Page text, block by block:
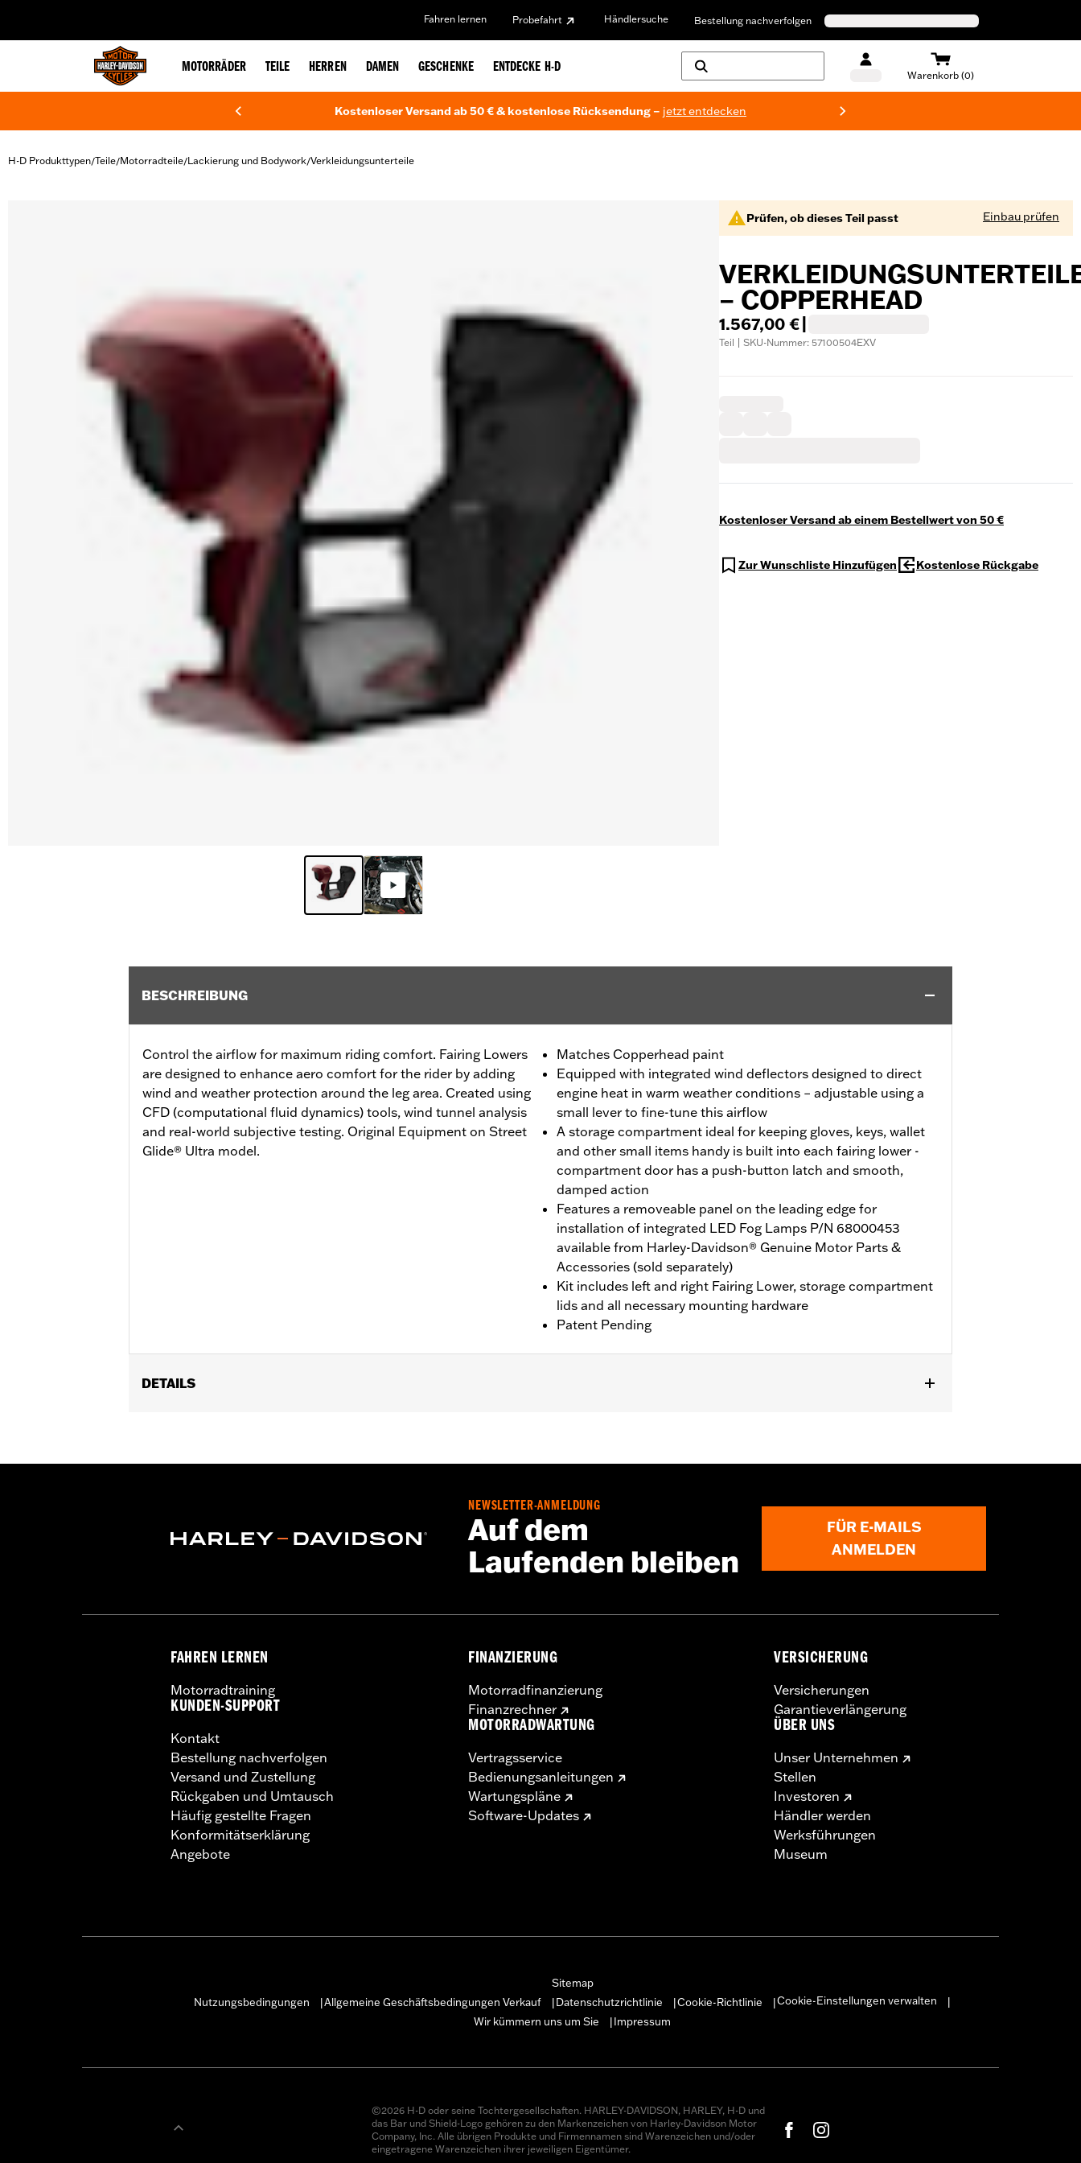
Fahren lernen Probefahrt Händlersuche Bestellung nachverfolgen
MOTORRÄDER TEILE HERREN DAMEN GESCHENKE ENTDECKE H-D
Warenkorb (0)
Kostenloser Versand ab 50 € & kostenlose Rücksendung – jetzt entdecken
H-D Produkttypen/Teile/Motorradteile/Lackierung und Bodywork/Verkleidungsunterteile
Prüfen, ob dieses Teil passt Einbau prüfen
– COPPERHEAD
1.567,00 €
Teil | SKU-Nummer: 57100504EXV
Kostenloser Versand ab einem Bestellwert von 50 €
Zur Wunschliste Hinzufügen Kostenlose Rückgabe
BESCHREIBUNG
Control the airflow for maximum riding comfort. Fairing Lowers
are designed to enhance aero comfort for the rider by adding
wind and weather protection around the leg area. Created using
CFD (computational fluid dynamics) tools, wind tunnel analysis
and real-world subjective testing. Original Equipment on Street
Glide® Ultra model.
Matches Copperhead paint
Equipped with integrated wind deflectors designed to direct
engine heat in warm weather conditions – adjustable using a
small lever to fine-tune this airflow
A storage compartment ideal for keeping gloves, keys, wallet
and other small items handy is built into each fairing lower -
compartment door has a push-button latch and smooth,
damped action
Features a removeable panel on the leading edge for
installation of integrated LED Fog Lamps P/N 68000453
available from Harley-Davidson® Genuine Motor Parts &
Accessories (sold separately)
Kit includes left and right Fairing Lower, storage compartment
lids and all necessary mounting hardware
Patent Pending
DETAILS
und Road Glide 3 Modelle erfordern Verkleidungshalterung P/N 47201045 oder P/N 47201044. Road Glide 3 Modelle erfordern
(2 Stück). Nicht kompatibel mit Heavy Breather Luftfiltern.NEWSLETTER-ANMELDUNG
Auf dem
Laufenden bleiben
FÜR E-MAILS
ANMELDEN
FAHREN LERNEN
Motorradtraining
KUNDEN-SUPPORT
Kontakt
Bestellung nachverfolgen
Versand und Zustellung
Rückgaben und Umtausch
Häufig gestellte Fragen
Konformitätserklärung
Angebote
FINANZIERUNG
Motorradfinanzierung
Finanzrechner
MOTORRADWARTUNG
Vertragsservice
Bedienungsanleitungen
Wartungspläne
Software-Updates
VERSICHERUNG
Versicherungen
Garantieverlängerung
ÜBER UNS
Unser Unternehmen
Stellen
Investoren
Händler werden
Werksführungen
Museum
Sitemap
Nutzungsbedingungen
Allgemeine Geschäftsbedingungen Verkauf Datenschutzrichtlinie Cookie-Richtlinie Cookie-Einstellungen verwalten
Wir kümmern uns um Sie
Impressum
©2026 H-D oder seine Tochtergesellschaften. HARLEY-DAVIDSON, HARLEY, H-D und
das Bar und Shield-Logo gehören zu den Markenzeichen von Harley-Davidson Motor
Company, Inc. Alle übrigen Produkte und Firmennamen sind Warenzeichen und/oder
eingetragene Warenzeichen ihrer jeweiligen Eigentümer.